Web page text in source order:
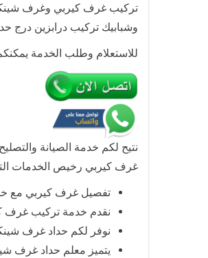
تركيب غرف كيربي وغرف
وشبابيك تركيب درابزين درج
للاستعلام وطلب الخدمة
نتيح لكم خدمة الصيانة
غرف كيربي رخيص الخدمات
تفصيل غرف كيربي مع
نقدم خدمة تركيب غرف
نوفر لكم حداد غرف
يتميز معلم حداد غرف